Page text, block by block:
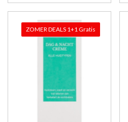
ZOMER DEALS 1+1 Gratis